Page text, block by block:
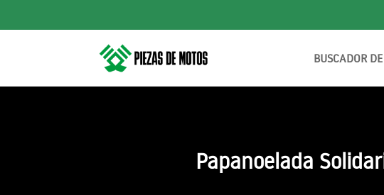
BUSCADOR
Papanoelada